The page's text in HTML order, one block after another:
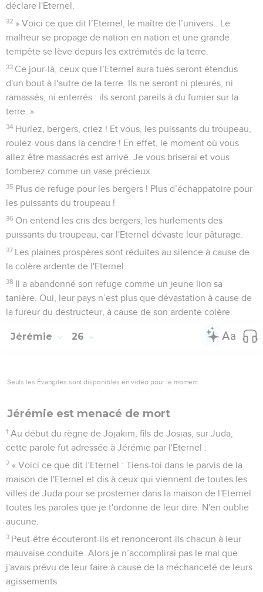
déclare l'Eternel.
32 » Voici ce que dit l’Eternel, le maître de l’univers : Le
malheur se propage de nation en nation et une grande
tempête se lève depuis les extrémités de la terre.
33 Ce jour-là, ceux que l’Eternel aura tués seront étendus
d'un bout à l'autre de la terre. Ils ne seront ni pleurés, ni
ramassés, ni enterrés : ils seront pareils à du fumier sur la
terre. »
34 Hurlez, bergers, criez ! Et vous, les puissants du troupeau,
roulez-vous dans la cendre ! En effet, le moment où vous
allez être massacrés est arrivé. Je vous briserai et vous
tomberez comme un vase précieux.
35 Plus de refuge pour les bergers ! Plus d’échappatoire pour
les puissants du troupeau !
36 On entend les cris des bergers, les hurlements des
puissants du troupeau, car l'Eternel dévaste leur pâturage.
37 Les plaines prospères sont réduites au silence à cause de
la colère ardente de l'Eternel.
38 Il a abandonné son refuge comme un jeune lion sa
tanière. Oui, leur pays n’est plus que dévastation à cause de
la fureur du destructeur, à cause de son ardente colère.
Jérémie 26
Seuls les Évangiles sont disponibles en vidéo pour le moment.
Jérémie est menacé de mort
1 Au début du règne de Jojakim, fils de Josias, sur Juda,
cette parole fut adressée à Jérémie par l'Eternel :
2 « Voici ce que dit l’Eternel : Tiens-toi dans le parvis de la
maison de l'Eternel et dis à ceux qui viennent de toutes les
villes de Juda pour se prosterner dans la maison de l'Eternel
toutes les paroles que je t'ordonne de leur dire. N'en oublie
aucune.
3 Peut-être écouteront-ils et renonceront-ils chacun à leur
mauvaise conduite. Alors je n’accomplirai pas le mal que
j'avais prévu de leur faire à cause de la méchanceté de leurs
agissements.